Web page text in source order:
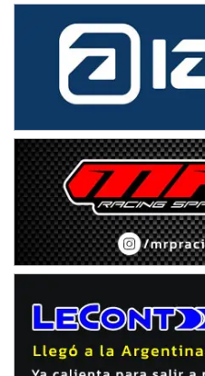
NORESTE SANTAFESINO - F6
Ciudad de Avellaneda (Asfalto)
Avellaneda (Santa Fe)
SUR SANTAFESINO - F4
Rufino (Santa Fe)
TUCUMANO - F5
Juan Navarro (Asfalto)
El Timbó (Tucumán)